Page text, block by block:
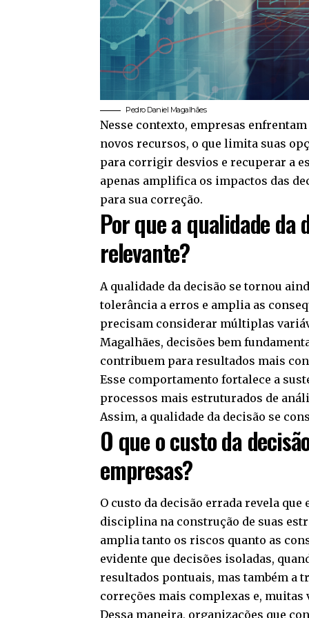
Pedro Daniel Magalhães
Nesse contexto, empresas
novos recursos, o que limita suas
para corrigir desvios e recuperar a
apenas amplifica os impactos das
para sua correção.
Por que a qualidade da
relevante?
A qualidade da decisão se tornou
tolerância a erros e amplia as
precisam considerar múltiplas
Magalhães, decisões bem
contribuem para resultados mais
Esse comportamento fortalece a
processos mais estruturados de
Assim, a qualidade da decisão se
O que o custo da
empresas?
O custo da decisão errada revela
disciplina na construção de suas
amplia tanto os riscos quanto as
evidente que decisões isoladas,
resultados pontuais, mas também a
correções mais complexas e, muitas
Dessa maneira, organizações que